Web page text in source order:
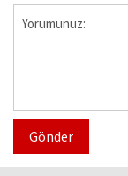
Gönder